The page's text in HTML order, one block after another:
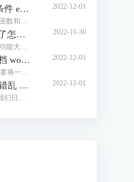
excelif函数怎么用多个条件 excelif函数大于等于并且小于怎么输入
excel表格中有许多不同功能的函数和公式，如求和、求积、求均数、筛选数据等等。今天，我们就来讲讲如何使用excel中的if函数，以及使用if函数过程中需要注意的一些操作技巧和方式，主要内容包括“excelif函数怎么用多个条件，excelif函数大于等于并且小于怎么输入”这两个问题。
2022-12-01
word更新目录后格式变了怎么办 word更新目录为什么有的没有显示
word自动生成目录和更新目录功能大家在写论文的时候应该都体会到了它的好用之处，但是有的小伙伴反应word更新目录后格式会变化，还有的时候更新了目录却没有显示，遇到这种情况该怎么办呢？
2022-11-30
word整页复制到另一文档 word整页复制格式不变
我们使用Word文档时，有时需要将一个Word文档中的内容整页复制到另一个文档中。通常我们会使用Ctrl+C，Ctrl+V进行复制粘贴，但是如果要将多个Word文档复制到一个文档中，这样操作起来就会降低工作效率。
2022-12-01
excel表格排序为什么会错乱 excel表格顺序都乱了怎么办
Microsoft 365中的excel表格是我们日常生活中经常需要用到的办公软件，在之前的文章中给大家介绍了excel排序和自定义排序的方法。有的小伙伴反应excel排序后数据错乱，这是因为方法没用对吗？为了解答大家的疑问，今天就给大家来分享一下excel表格排序为什么会错乱，excel表格顺序都乱了怎么办。
2022-12-01